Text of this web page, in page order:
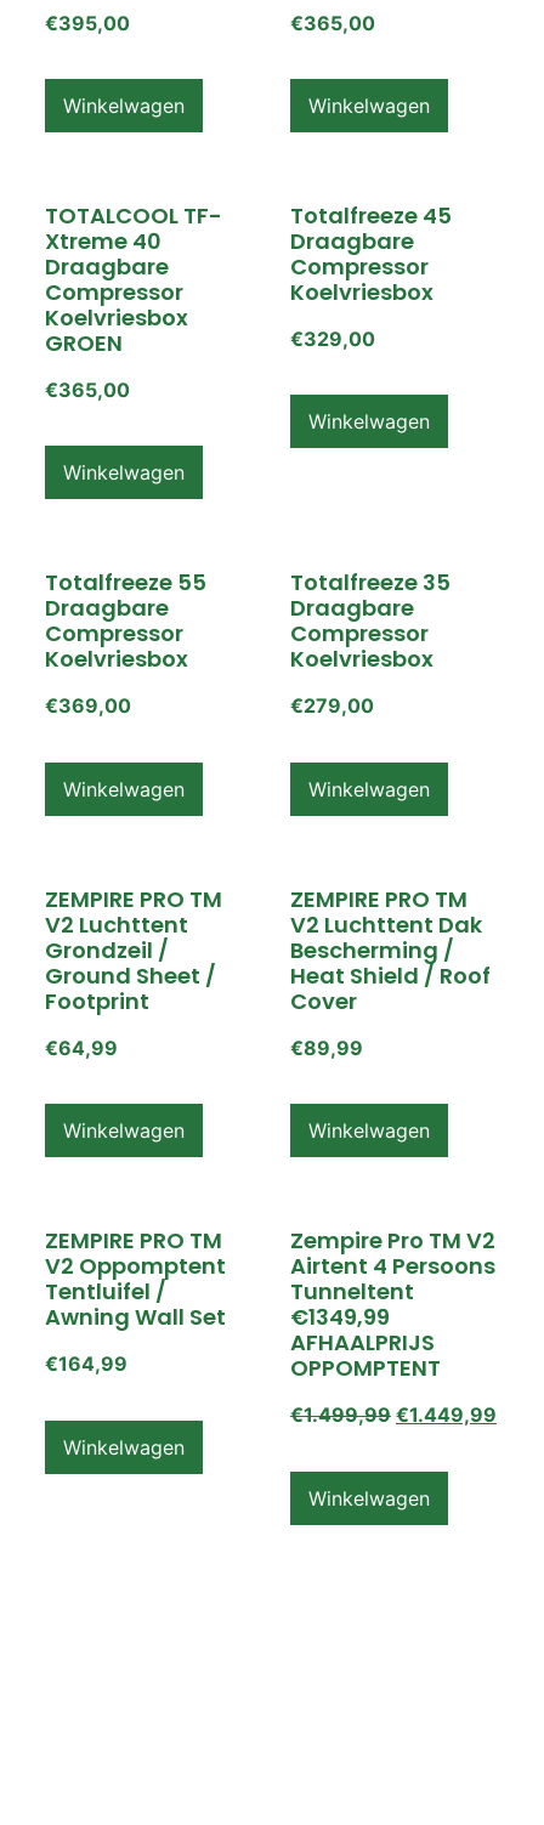
€395,00
Winkelwagen
€365,00
Winkelwagen
TOTALCOOL TF-
Xtreme 40
Draagbare
Compressor
Koelvriesbox
GROEN
€365,00
Winkelwagen
Totalfreeze 45
Draagbare
Compressor
Koelvriesbox
€329,00
Winkelwagen
Totalfreeze 55
Draagbare
Compressor
Koelvriesbox
€369,00
Winkelwagen
Totalfreeze 35
Draagbare
Compressor
Koelvriesbox
€279,00
Winkelwagen
ZEMPIRE PRO TM
V2 Luchttent
Grondzeil /
Ground Sheet /
Footprint
€64,99
Winkelwagen
ZEMPIRE PRO TM
V2 Luchttent Dak
Bescherming /
Heat Shield / Roof
Cover
€89,99
Winkelwagen
ZEMPIRE PRO TM
V2 Oppomptent
Tentluifel /
Awning Wall Set
€164,99
Winkelwagen
Zempire Pro TM V2
Airtent 4 Persoons
Tunneltent
€1349,99
AFHAALPRIJS
OPPOMPTENT
€1.499,99 €1.449,99
Winkelwagen